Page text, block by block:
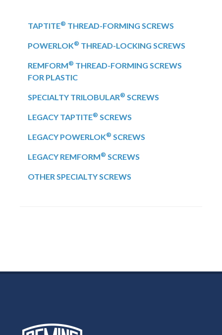
TAPTITE® THREAD-FORMING SCREWS
POWERLOK® THREAD-LOCKING SCREWS
REMFORM® THREAD-FORMING SCREWS
FOR PLASTIC
SPECIALTY TRILOBULAR® SCREWS
LEGACY TAPTITE® SCREWS
LEGACY POWERLOK® SCREWS
LEGACY REMFORM® SCREWS
OTHER SPECIALTY SCREWS